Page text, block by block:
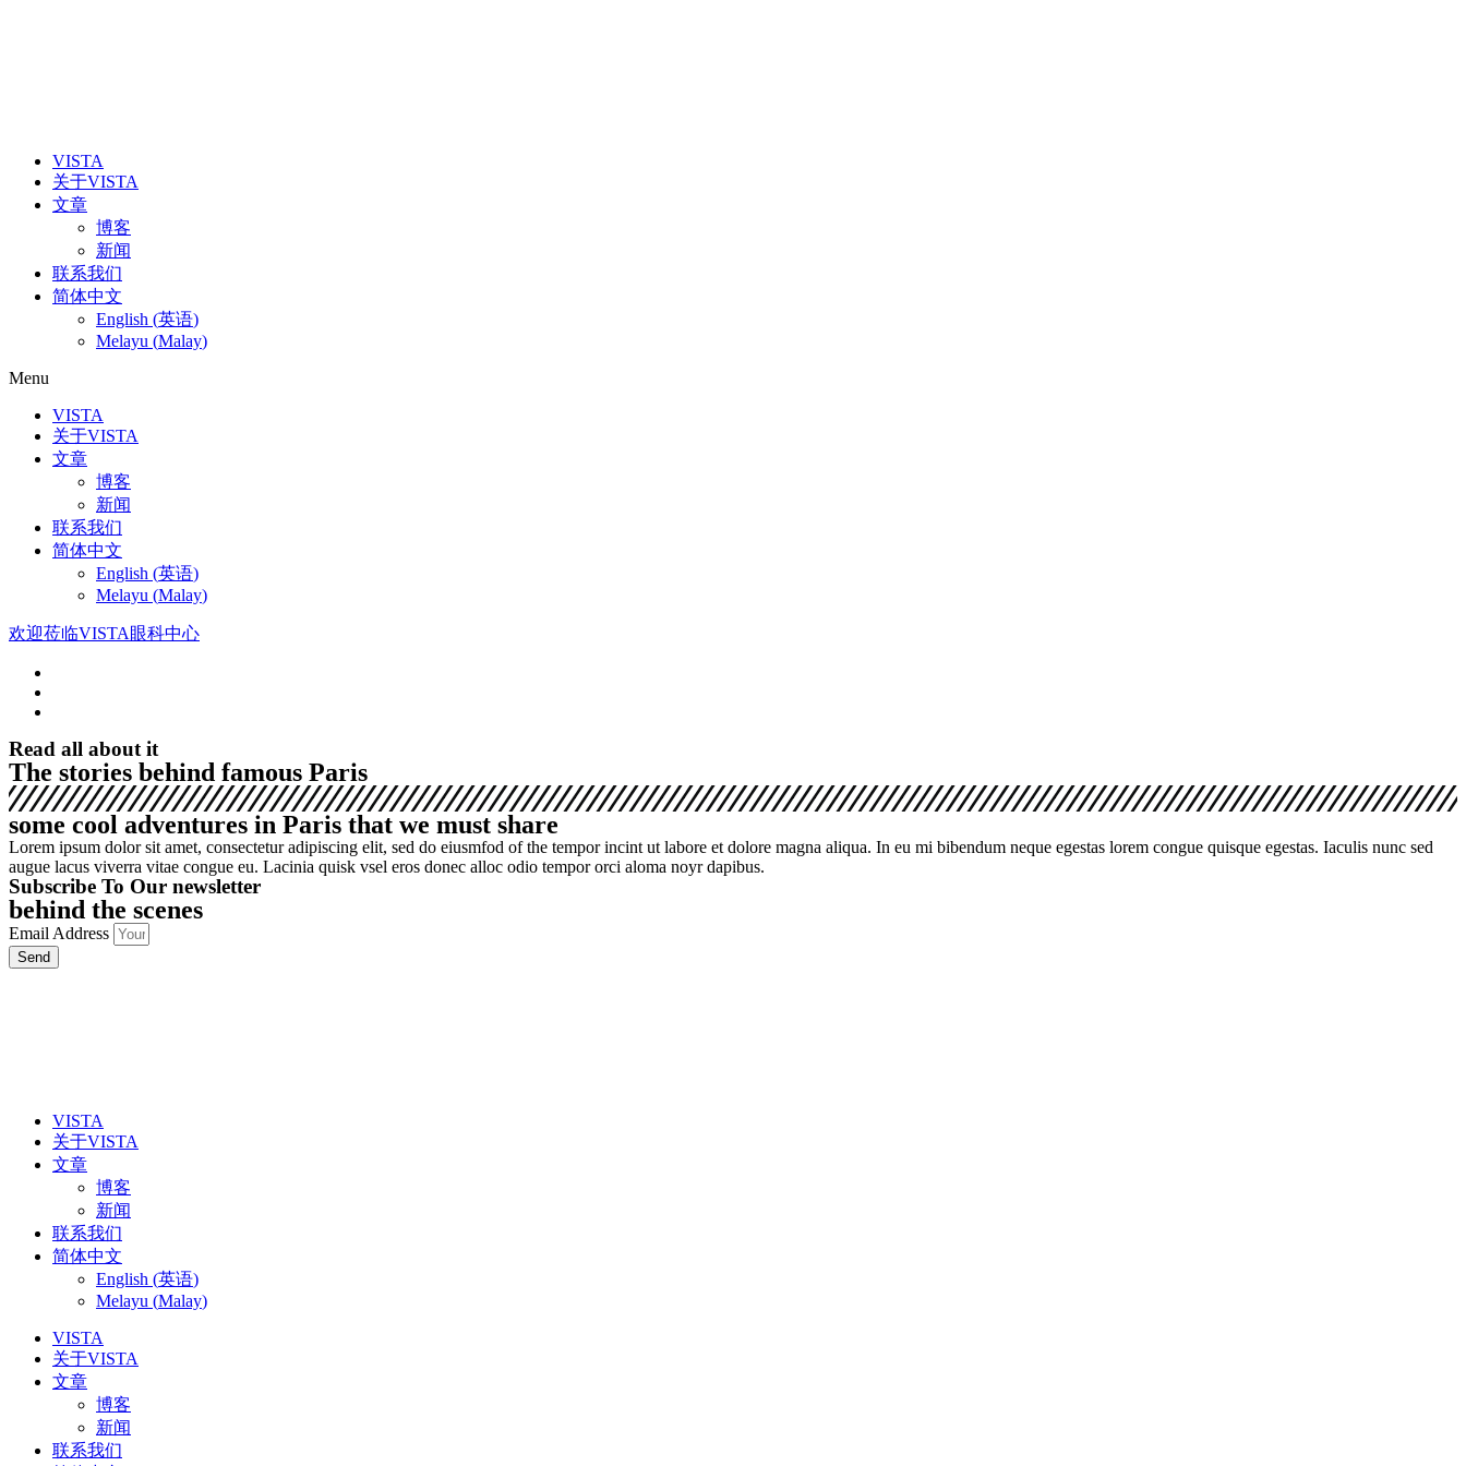
VISTA
关于VISTA
文章
博客
新闻
联系我们
简体中文
English (英语)
Melayu (Malay)
Menu
VISTA
关于VISTA
文章
博客
新闻
联系我们
简体中文
English (英语)
Melayu (Malay)
欢迎莅临VISTA眼科中心
Read all about it
The stories behind famous Paris
some cool adventures in Paris that we must share
Lorem ipsum dolor sit amet, consectetur adipiscing elit, sed do eiusmfod of the tempor incint ut labore et dolore magna aliqua. In eu mi bibendum neque egestas lorem congue quisque egestas. Iaculis nunc sed
augue lacus viverra vitae congue eu. Lacinia quisk vsel eros donec alloc odio tempor orci aloma noyr dapibus.
Subscribe To Our newsletter
behind the scenes
Email Address
Send
VISTA
关于VISTA
文章
博客
新闻
联系我们
简体中文
English (英语)
Melayu (Malay)
VISTA
关于VISTA
文章
博客
新闻
联系我们